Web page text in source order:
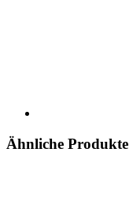
Ähnliche Produkte